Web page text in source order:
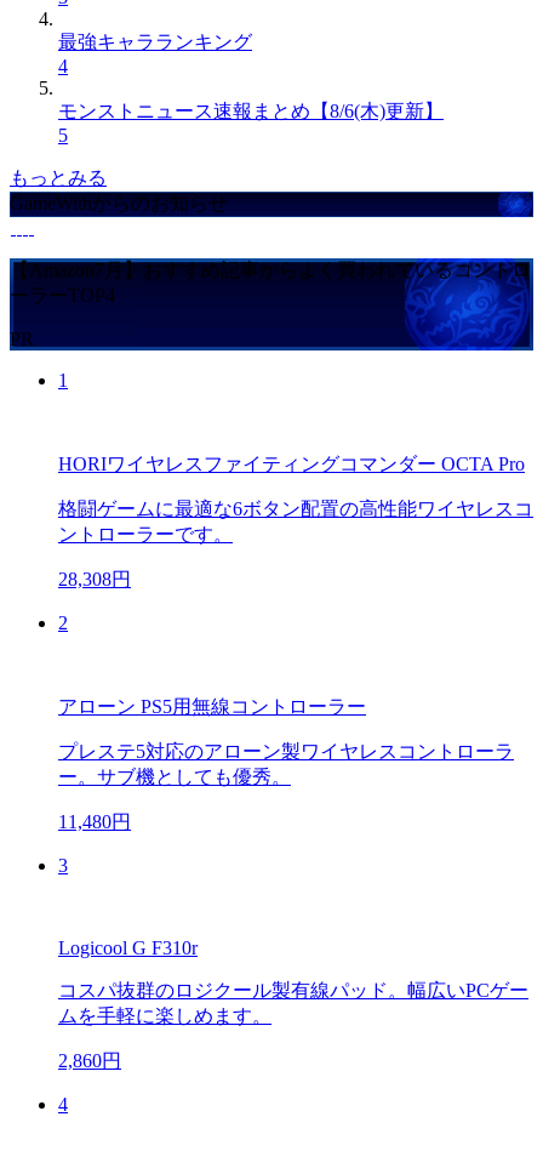
最強キャラランキング
4
モンストニュース速報まとめ【8/6(木)更新】
5
もっとみる
GameWithからのお知らせ
【Amazon7月】おすすめ記事からよく買われているコントロ
ーラーTOP4
PR
1
HORIワイヤレスファイティングコマンダー OCTA Pro
格闘ゲームに最適な6ボタン配置の高性能ワイヤレスコ
ントローラーです。
28,308円
2
アローン PS5用無線コントローラー
プレステ5対応のアローン製ワイヤレスコントローラ
ー。サブ機としても優秀。
11,480円
3
Logicool G F310r
コスパ抜群のロジクール製有線パッド。幅広いPCゲー
ムを手軽に楽しめます。
2,860円
4